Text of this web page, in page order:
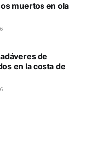
muertos en ola
de
en la costa de